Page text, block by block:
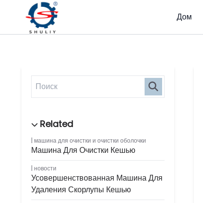
Дом
машина для очистки и очистки оболочки
Машина Для Очистки Кешью
новости
Усовершенствованная Машина Для
Удаления Скорлупы Кешью